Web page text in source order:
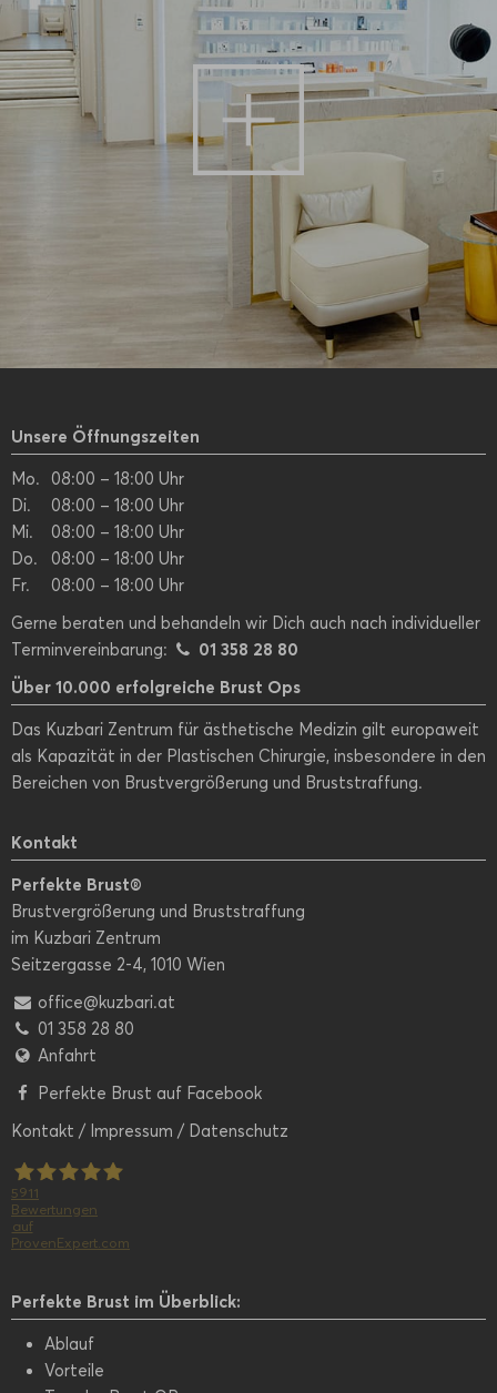
Unsere Öffnungszeiten
Mo.
08:00 – 18:00 Uhr
Di.
08:00 – 18:00 Uhr
Mi.
08:00 – 18:00 Uhr
Do.
08:00 – 18:00 Uhr
Fr.
08:00 – 18:00 Uhr
Gerne beraten und behandeln wir Dich auch nach individueller
Terminvereinbarung:
01 358 28 80
Über 10.000 erfolgreiche Brust Ops
Das Kuzbari Zentrum für ästhetische Medizin gilt europaweit
als Kapazität in der Plastischen Chirurgie, insbesondere in den
Bereichen von Brustvergrößerung und Bruststraffung.
Kontakt
Perfekte Brust®
Brustvergrößerung und Bruststraffung
im Kuzbari Zentrum
Seitzergasse 2-4, 1010 Wien
office@kuzbari.at
01 358 28 80
Anfahrt
Perfekte Brust auf Facebook
Kontakt / Impressum / Datenschutz
Kuzbari
Zentrum
für
5911
Bewertungen
auf
ProvenExpert.com
Perfekte Brust im Überblick:
Ablauf
Vorteile